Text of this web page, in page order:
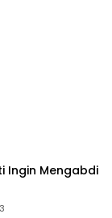
Ingin Mengabdi